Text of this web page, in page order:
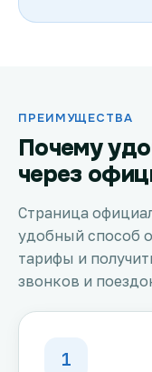
ПРЕИМУЩЕСТВА
Почему
через
Страница
удобный способ
тарифы и
звонков и
1